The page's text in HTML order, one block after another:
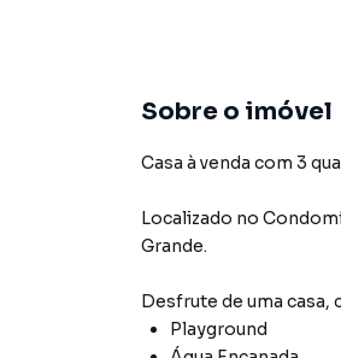
Sobre o imóvel
Casa à venda com 3
Localizado no
Grande.
Desfrute de uma casa,
Playground